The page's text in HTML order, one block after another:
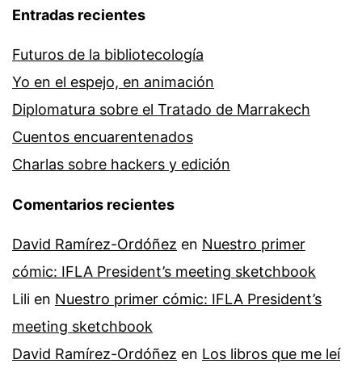
Entradas recientes
Futuros de la bibliotecología
Yo en el espejo, en animación
Diplomatura sobre el Tratado de Marrakech
Cuentos encuarentenados
Charlas sobre hackers y edición
Comentarios recientes
David Ramírez-Ordóñez en Nuestro primer
cómic: IFLA President’s meeting sketchbook
Lili en Nuestro primer cómic: IFLA President’s
meeting sketchbook
David Ramírez-Ordóñez en Los libros que me leí